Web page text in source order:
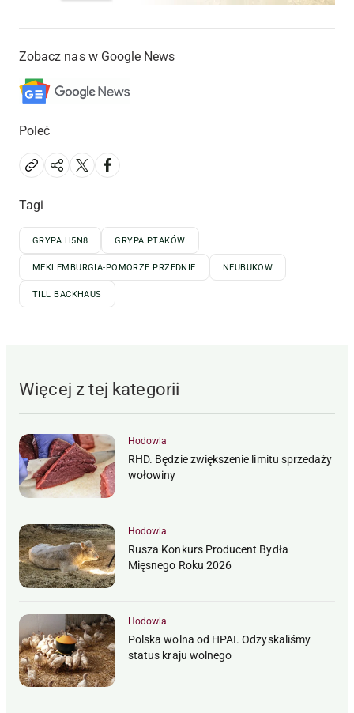
Zobacz nas w Google News
Poleć
Tagi
GRYPA H5N8 GRYPA PTAKÓW
MEKLEMBURGIA-POMORZE PRZEDNIE NEUBUKOW
TILL BACKHAUS
Więcej z tej kategorii
Hodowla
RHD. Będzie zwiększenie limitu sprzedaży
wołowiny
Hodowla
Rusza Konkurs Producent Bydła
Mięsnego Roku 2026
Hodowla
Polska wolna od HPAI. Odzyskaliśmy
status kraju wolnego